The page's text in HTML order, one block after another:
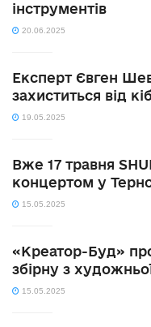
інструментів
20.06.2025
Експерт Євген
захиститься від
19.05.2025
Вже 17 травня
концертом у
15.05.2025
«Креатор-Буд»
збірну з
15.05.2025